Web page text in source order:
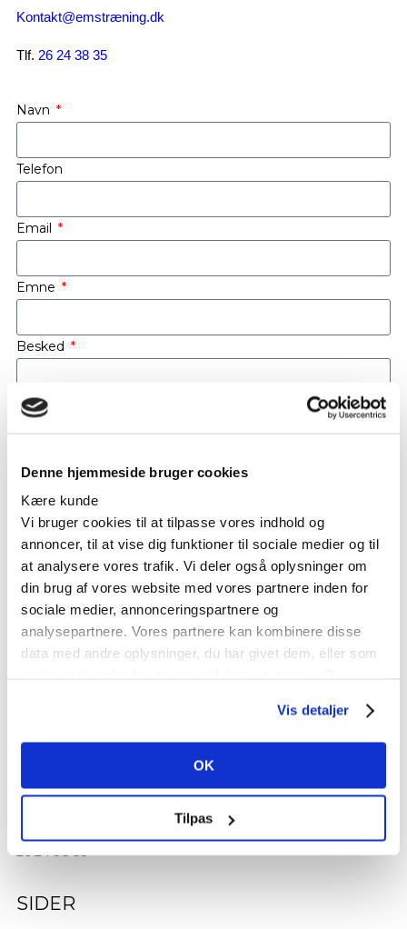
Denne hjemmeside bruger cookies
Kære kunde
Vi bruger cookies til at tilpasse vores indhold og
annoncer, til at vise dig funktioner til sociale medier og til
at analysere vores trafik. Vi deler også oplysninger om
din brug af vores website med vores partnere inden for
sociale medier, annonceringspartnere og
analysepartnere. Vores partnere kan kombinere disse
data med andre oplysninger, du har givet dem, eller som
Vis detaljer
OK
Tilpas
Kontakt@emstræning.dk
Tlf. 26 24 38 35
Navn
Telefon
Email
Emne
Besked
Kontakt@emstræning.dk
26 24 38 35
SIDER